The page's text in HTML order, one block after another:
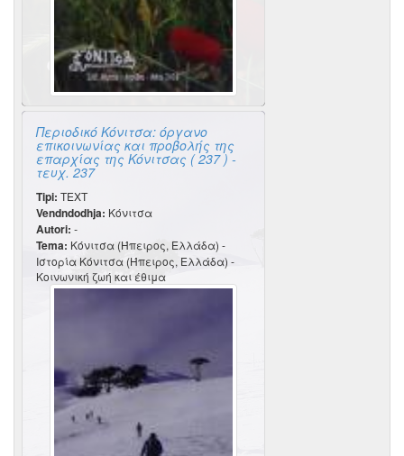
Περιοδικό Κόνιτσα: όργανο
επικοινωνίας και προβολής της
επαρχίας της Κόνιτσας ( 237 ) -
τευχ. 237
Tipi: TEXT
Vendndodhja: Κόνιτσα
Autori: -
Tema: Κόνιτσα (Ήπειρος, Ελλάδα) -
Ιστορία Κόνιτσα (Ήπειρος, Ελλάδα) -
Κοινωνική ζωή και έθιμα